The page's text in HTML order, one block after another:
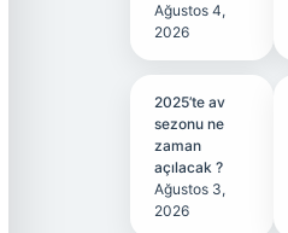
Ağustos 4,
2026
2025’te av
sezonu ne
zaman
açılacak ?
Ağustos 3,
2026